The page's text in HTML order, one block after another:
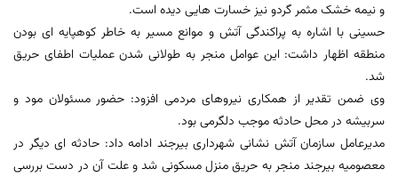
و نیمه خشک مثمر گردو نیز خسارت هایی دیده است.
حسینی با اشاره به پراکندگی آتش و موانع مسیر به خاطر کوهپایه ای بودن
منطقه اظهار داشت: این عوامل منجر به طولانی شدن عملیات اطفای حریق
شد.
وی ضمن تقدیر از همکاری نیروهای مردمی افزود: حضور مسئولان مود و
سربیشه در محل حادثه موجب دلگرمی بود.
مدیرعامل سازمان آتش نشانی شهرداری بیرجند ادامه داد: حادثه ای دیگر در
معصومیه بیرجند منجر به حریق منزل مسکونی شد و علت آن در دست بررسی